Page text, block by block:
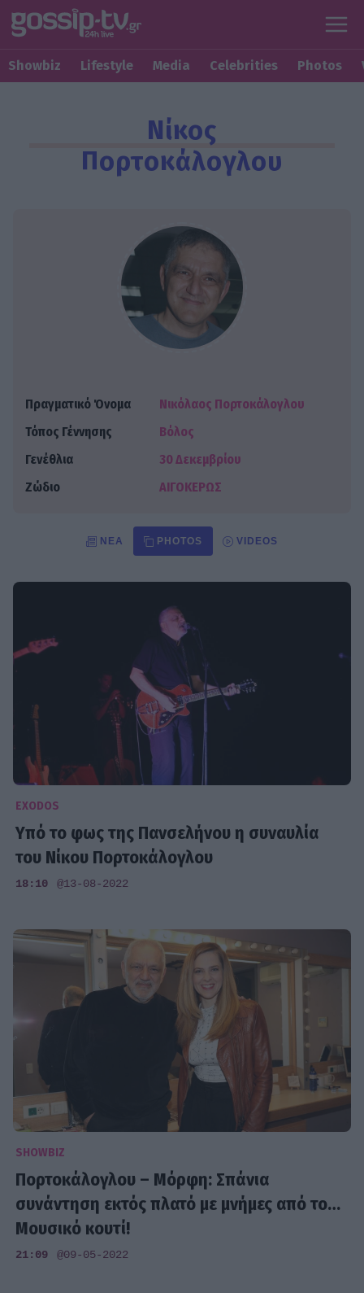
Showbiz Lifestyle Media Celebrities Photos
Νίκος
Πορτοκάλογλου
Πραγματικό Όνομα
Νικόλαος Πορτοκάλογλου
Τόπος Γέννησης
Βόλος
Γενέθλια
30 Δεκεμβρίου
Ζώδιο
ΑΙΓΟΚΕΡΩΣ
ΝΈΑ PHOTOS VIDEOS
EXODOS
Υπό το φως της Πανσελήνου η συναυλία
του Νίκου Πορτοκάλογλου
18:10 @13-08-2022
SHOWBIZ
Πορτοκάλογλου – Μόρφη: Σπάνια
συνάντηση εκτός πλατό με μνήμες από το…
Μουσικό κουτί!
21:09 @09-05-2022